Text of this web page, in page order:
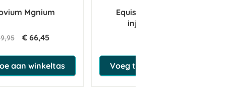
Mgnium
€ 66,45
aan winkeltas
Equistro Ipaligo Foal
injectoren 14 g
Voeg toe aan winkeltas